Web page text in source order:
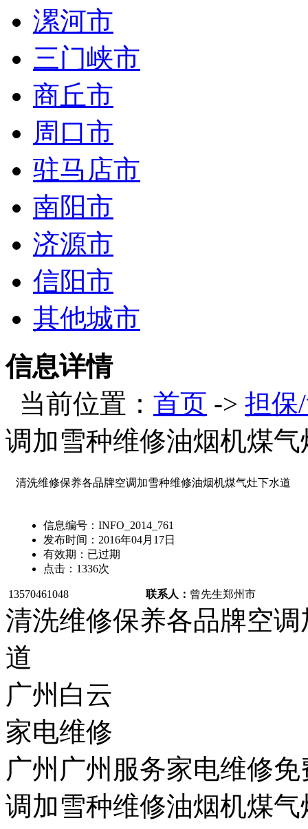
漯河市
三门峡市
商丘市
周口市
驻马店市
南阳市
济源市
信阳市
其他城市
信息详情
当前位置： 首页 -> 担保
调加雪种维修油烟机煤
清洗维修保养各品牌空调加雪种维修油烟机煤气灶下水道
信息编号： INFO_2014_761
发布时间： 2016年04月17日
有效期： 已过期
点击： 1336次
13570461048 联系人： 曾先生郑州市
清洗维修保养各品牌空
道
广州白云
家电维修
广州广州服务家电维修
调加雪种维修油烟机煤